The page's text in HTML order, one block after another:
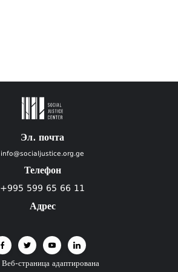
Эл. почта
info@socialjustice.org.ge
Телефон
+995 599 65 66 11
Адрес
Веб-страница адаптирована